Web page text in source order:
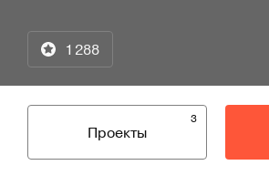
1 288
3
Проекты